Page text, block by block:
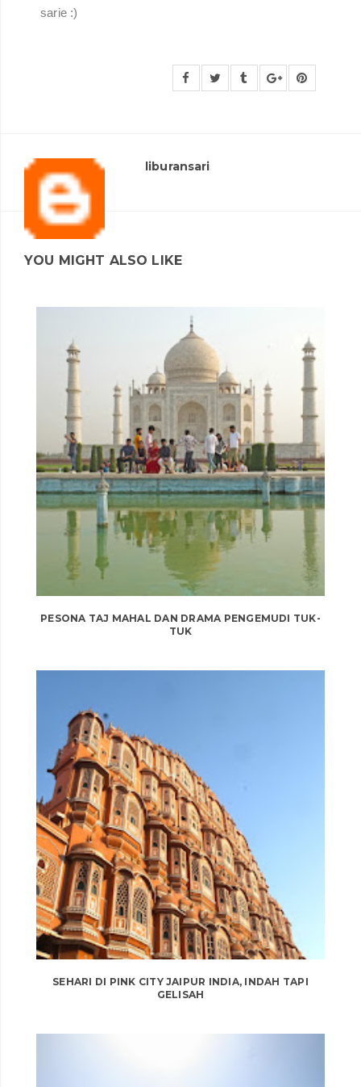
sarie :)
liburansari
YOU MIGHT ALSO LIKE
PESONA TAJ MAHAL DAN DRAMA PENGEMUDI TUK-
TUK
SEHARI DI PINK CITY JAIPUR INDIA, INDAH TAPI
GELISAH